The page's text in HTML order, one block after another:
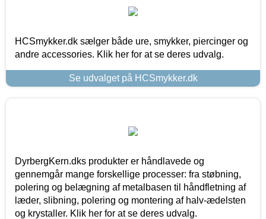
HCSmykker.dk sælger både ure, smykker, piercinger og
andre accessories. Klik her for at se deres udvalg.
Se udvalget på HCSmykker.dk
DyrbergKern.dks produkter er håndlavede og
gennemgår mange forskellige processer: fra støbning,
polering og belægning af metalbasen til håndfletning af
læder, slibning, polering og montering af halv-ædelsten
og krystaller. Klik her for at se deres udvalg.